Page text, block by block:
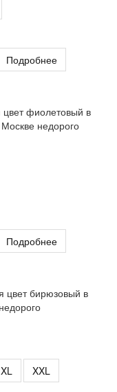
Подробнее
Подробнее
XL XXL